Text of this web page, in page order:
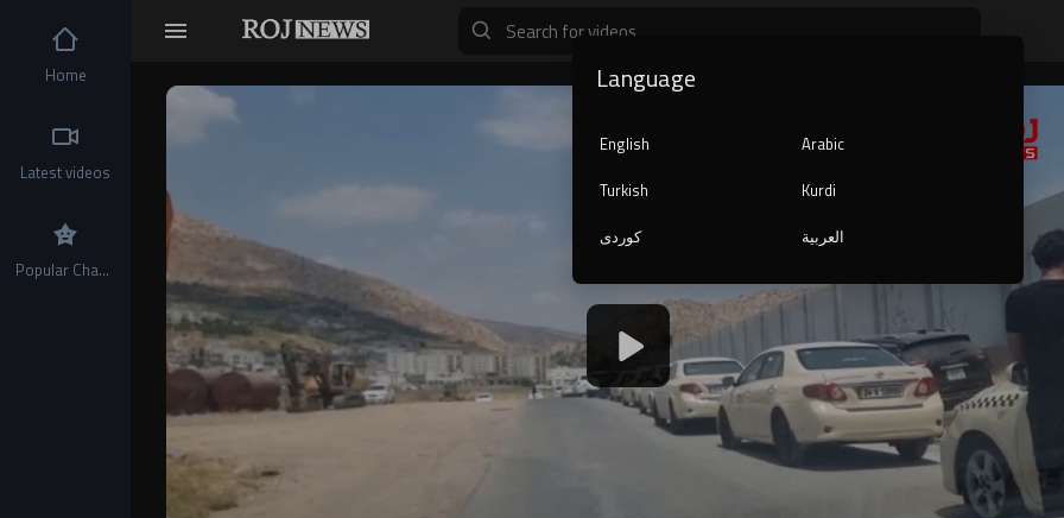
Video
Player
1080p
240p
auto
Home
Latest videos
Popular Channels
Language
English
Arabic
Turkish
Kurdi
کوردی
العربية